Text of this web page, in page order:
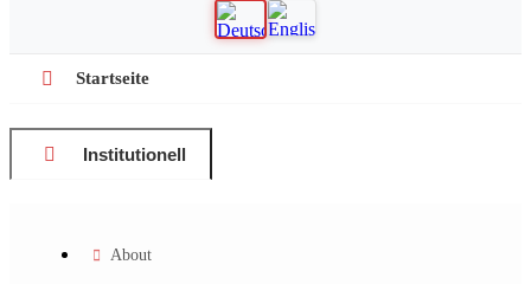
Startseite
Institutionell
About